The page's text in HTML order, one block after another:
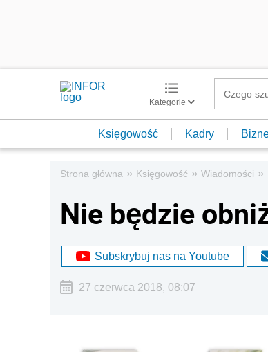
Kategorie
Księgowość Kadry
Strona główna » Księgowość » Wiadomości »
Nie będzie
Subskrybuj nas na Youtube
27 czerwca 2018, 08:07